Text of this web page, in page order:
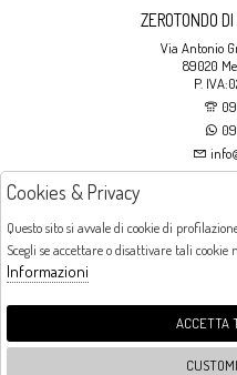
ZEROTONDO
Via Antonio
89020
P.
Orari
LUNEDI: CHIUSO LA MATTINA -
Cookies & Privacy
Questo sito si avvale di cookie di
Scegli se accettare o disattivare tali cookie
Informazioni
ACCETTA